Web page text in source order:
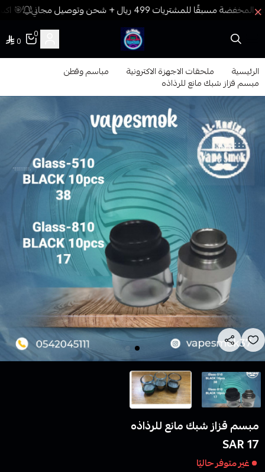
🎯
فيب المدينة
0
0
الرئيسية ملحقات الاجهزة الاكترونية مباسم وقطن
مبسم قزاز شبك مانع للرذاذه
مبسم قزاز شبك مانع للرذاذه
17 SAR
غير متوفر حاليًا